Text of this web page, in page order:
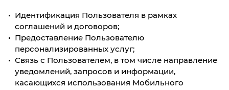
Идентификация Пользователя в рамках
соглашений и договоров;
Предоставление Пользователю
персонализированных услуг;
Связь с Пользователем, в том числе направление
уведомлений, запросов и информации,
касающихся использования Мобильного